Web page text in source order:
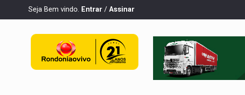
Seja Bem vindo. Entrar / Assinar